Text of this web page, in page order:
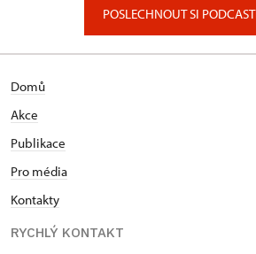
POSLECHNOUT SI
Domů
Akce
Publikace
Pro média
Kontakty
RYCHLÝ KONTAKT